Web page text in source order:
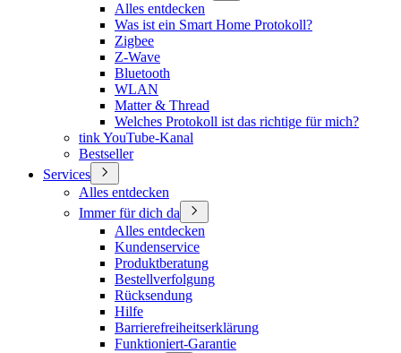
Alles entdecken
Was ist ein Smart Home Protokoll?
Zigbee
Z-Wave
Bluetooth
WLAN
Matter & Thread
Welches Protokoll ist das richtige für mich?
tink YouTube-Kanal
Bestseller
Services
Alles entdecken
Immer für dich da
Alles entdecken
Kundenservice
Produktberatung
Bestellverfolgung
Rücksendung
Hilfe
Barrierefreiheitserklärung
Funktioniert-Garantie